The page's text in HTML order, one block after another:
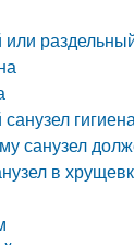
санузел
в